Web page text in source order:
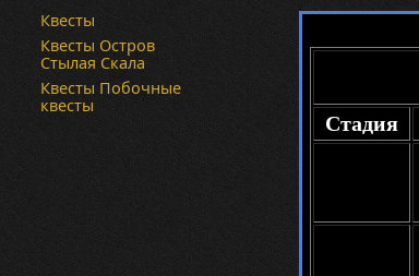
Стадия
Квесты
Квесты Остров
Стылая Скала
Квесты Побочные
квесты